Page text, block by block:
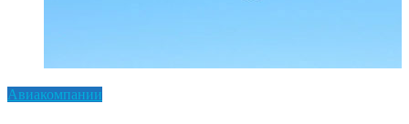
Авиакомпании